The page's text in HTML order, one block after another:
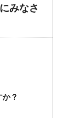
みなさ
？